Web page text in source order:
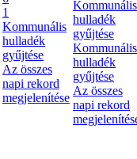
1
Kommunális
hulladék
gyűjtése
Az összes
napi rekord
megjelenítése
Kommunális
hulladék
gyűjtése
Kommunális
hulladék
gyűjtése
Az összes
napi rekord